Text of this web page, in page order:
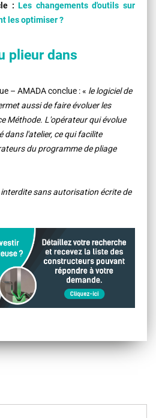
:Les changements d'outils sur
les optimiser ?
plieur dans
– AMADA conclue : « le logiciel de
aussi de faire évoluer les
Méthode. L'opérateur qui évolue
dans l'atelier, ce qui facilite
du programme de pliage
sans autorisation écrite de